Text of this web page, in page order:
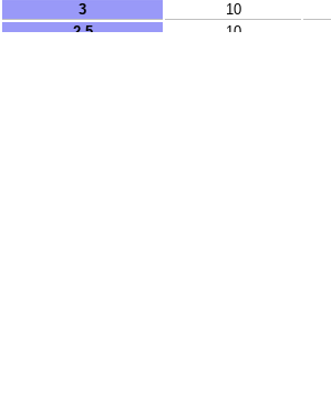
3
10
2.5
10